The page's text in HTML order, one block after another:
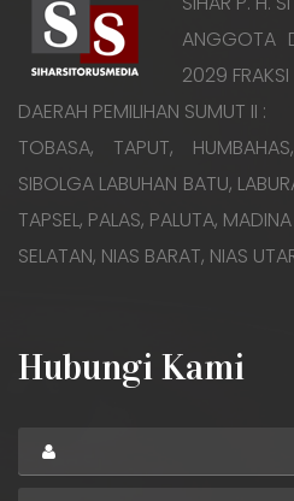
ANGGOTA
2029
DAERAH PEMILIHAN SUMUT II :
TOBASA, TAPUT,
SIBOLGA LABUHAN BATU,
TAPSEL, PALAS, PALUTA,
SELATAN, NIAS BARAT, NIAS
Hubungi Kami